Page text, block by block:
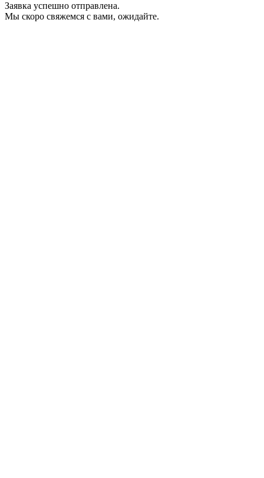
Заявка успешно отправлена.
Мы скоро свяжемся с вами, ожидайте.